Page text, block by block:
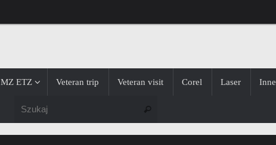
MZ ETZ Veteran trip Veteran visit Corel Laser Inne